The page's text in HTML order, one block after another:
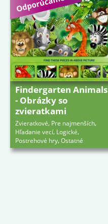
Findergarten Animals
- Obrázky so
zvieratkami
Zvieratkové, Pre najmenších,
Hľadanie vecí, Logické,
Postrehové hry,Ostatné